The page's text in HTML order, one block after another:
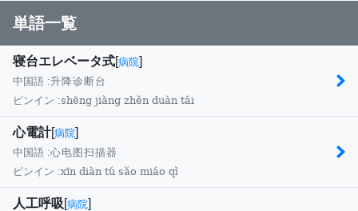
単語一覧
寝台エレベータ式[病院]
中国語 :升降诊断台
ピンイン :shēng jiàng zhěn duàn tái
心電計[病院]
中国語 :心电图扫描器
ピンイン :xīn diàn tú sǎo miáo qì
人工呼吸[病院]